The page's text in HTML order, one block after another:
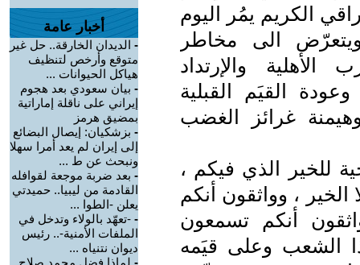
الكريم يمُر اليوم
الى مخاطر
الأهلية والإرتداد
القيَم القبلية
غرائز الغضب
للخير الذي فيكم ،
الخير ، وواثقون أنكم
أنكم تسمعون
الشعب وعلى قيَمه
أخبار عامة
- الديدان الخارقة.. حل غير
متوقع وأرخص لتنظيف
هياكل الحيوانات ...
- بيان سعودي بعد هجوم
إيراني على ناقلة إماراتية
بمضيق هرمز
- بزشكيان: إيصال البضائع
إلى إيران لم يعد أمرا سهلا
ونبحث عن ط ...
- بعد ضربة موجعة لقوافله
القادمة من ليبيا.. حميدتي
يعلن -الطوا ...
- -تعهّد بالولاء وتدخل في
الملفات الأمنية-.. رئيس
ديوان نتنياه ...
- لماذا فضل محمد صلاح